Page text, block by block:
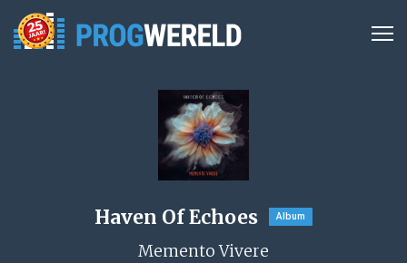
Haven Of Echoes Album
Memento Vivere